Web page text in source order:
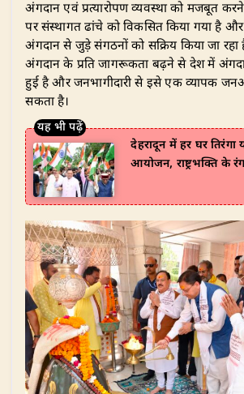
अंगदान एवं प्रत्यारोपण व्यवस्था को मजबूत करने
पर संस्थागत ढांचे को विकसित किया गया है और
अंगदान से जुड़े संगठनों को सक्रिय किया जा रहा
अंगदान के प्रति जागरूकता बढ़ने से देश में
हुई है और जनभागीदारी से इसे एक व्यापक
सकता है।
देहरादून में हर घर तिरंगा
आयोजन, राष्ट्रभक्ति के